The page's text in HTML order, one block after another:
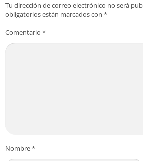
Tu dirección de correo electrónico no será
obligatorios están marcados con *
Comentario *
Nombre*